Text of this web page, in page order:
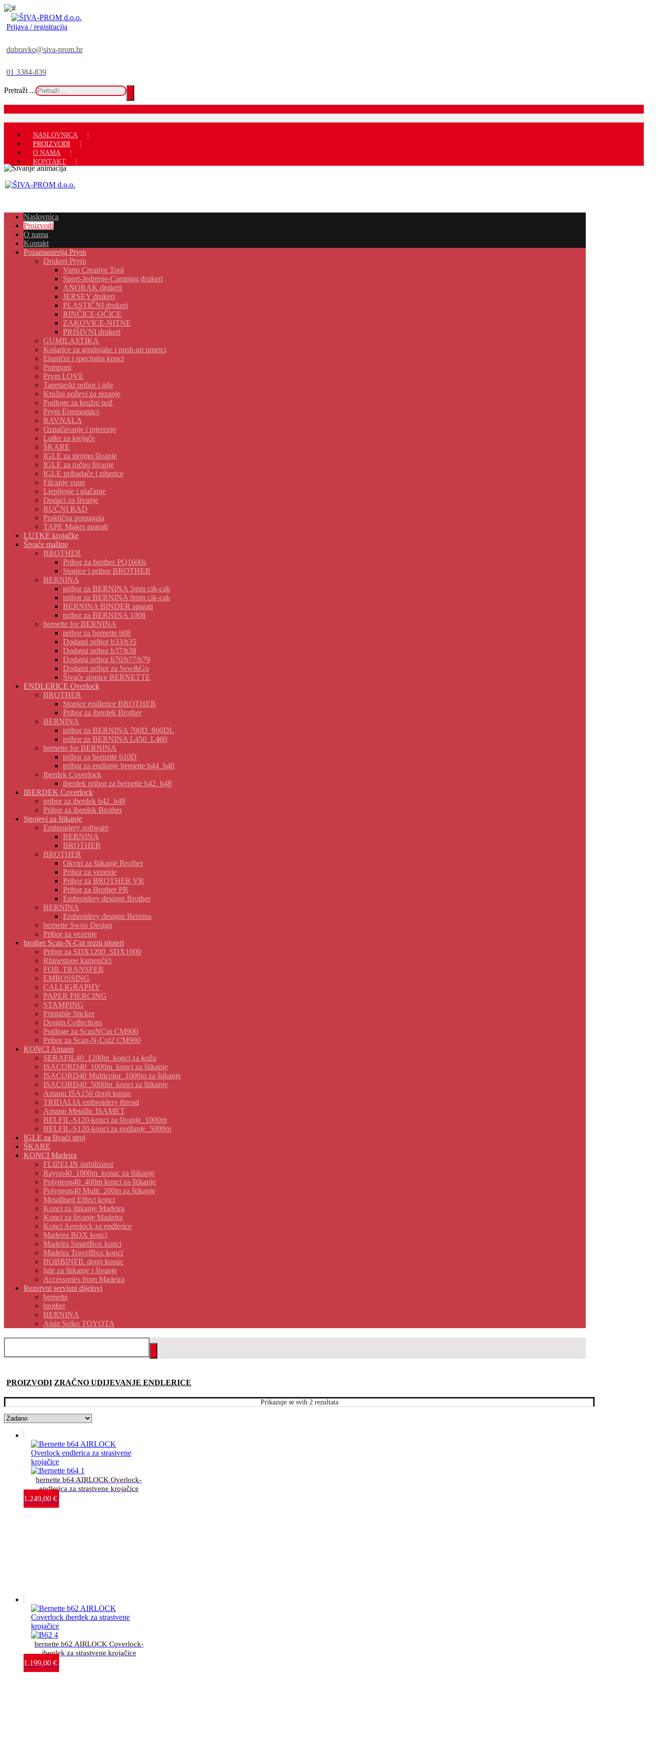
Prijava / registracija
dubravko@siva-prom.hr
01 3384-839
Pretraži ...
NASLOVNICA
PROIZVODI
O NAMA
KONTAKT
Naslovnica
Proizvodi
O nama
Kontakt
Pozamanterija Prym
Drukeri Prym
Vario Creative Tool
Sport-Jedrenje-Camping drukeri
ANORAK drukeri
JERSEY drukeri
PLASTIČNI drukeri
RINČICE-OČICE
ZAKOVICE-NITNE
PRIŠIVNI drukeri
GUMILASTIKA
Košarice za grudnjake i push-up umetci
Elastični i specijalni konci
Pomponi
Prym LOVE
Tapetarski pribor i igle
Kružni noževi za rezanje
Podloge za kružni nož
Prym Ergonomics
RAVNALA
Označavanje i mjerenje
Lutke za krojače
ŠKARE
IGLE za strojno šivanje
IGLE za ručno šivanje
IGLE pribadače i ziherice
Filcanje vune
Ljepljenje i glačanje
Dodaci za šivanje
RUČNI RAD
Praktična pomagala
TAPE Maker aparati
LUTKE krojačke
Šivaće mašine
BROTHER
Pribor za brother PQ1600s
Stopice i pribor BROTHER
BERNINA
pribor za BERNINA 5mm cik-cak
pribor za BERNINA 9mm cik-cak
BERNINA BINDER aparati
pribor za BERNINA 1008
bernette for BERNINA
pribor za bernette b08
Dodatni pribor b33/b35
Dodatni pribor b37/b38
Dodatni pribor b70/b77/b79
Dodatni pribor za Sew&Go
Šivaće stopice BERNETTE
ENDLERICE Overlock
BROTHER
Stopice endlerice BROTHER
Pribor za iberdek Brother
BERNINA
pribor za BERNINA 700D_800DL
pribor za BERNINA L450_L460
bernette for BERNINA
pribor za bernette 610D
pribor za endlanje bernette b44_b48
Iberdek Coverlock
iberdek pribor za bernette b42_b48
IBERDEK Coverlock
pribor za iberdek b42_b48
Pribor za iberdek Brother
Strojevi za štikanje
Embroidery software
BERNINA
BROTHER
BROTHER
Okviri za štikanje Brother
Pribor za vezenje
Pribor za BROTHER VR
Pribor za Brother PR
Embroidery designs Brother
BERNINA
Embroidery designs Bernina
bernette Swiss Design
Pribor za vezenje
brother Scan-N-Cut rezni ploteri
Pribor za SDX1200_SDX1000
Rhinestone kamenčići
FOIL TRANSFER
EMBOSSING
CALLIGRAPHY
PAPER PIERCING
STAMPING
Printable Sticker
Design Collections
Podloge za ScanNCut CM900
Pribor za Scan-N-Cut2 CM900
KONCI Amann
SERAFIL40_1200m_konci za kožu
ISACORD40_1000m_konci za štikanje
ISACORD40 Multicolor_1000m za štikanje
ISACORD40_5000m_konci za štikanje
Amann ISA150 donji konac
TRIDALIA embroidery thread
Amann Metallic ISAMET
BELFIL-S120-konci za šivanje_1000m
BELFIL-S120-konci za endlanje_5000m
IGLE za šivaći stroj
ŠKARE
KONCI Madeira
FLIZELIN stabilizator
Rayon40_1000m_konac za štikanje
Polyneon40_400m konci za štikanje
Polyneon40 Multi_200m za štikanje
Metallised Effect konci
Konci za štikanje Madeira
Konci za šivanje Madeira
Konci Aerolock za endlerice
Madeira BOX konci
Madeira SmartBox konci
Madeira TravelBox konci
BOBBINFIL donji konac
Igle za štikanje i šivanje
Accessories from Madeira
Rezervni servisni dijelovi
bernette
brother
BERNINA
Aisin Seiko TOYOTA
PROIZVODI ZRAČNO UDIJEVANJE ENDLERICE
Prikazuje se svih 2 rezultata
bernette b64 AIRLOCK Overlock-
endlerica za strastvene krojačice
1.249,00 €
bernette b62 AIRLOCK Coverlock-
iberdek za strastvene krojačice
1.199,00 €